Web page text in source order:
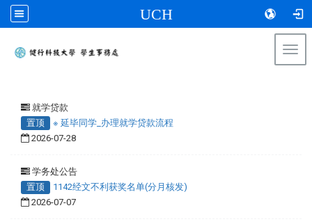
UCH
就学贷款
置顶
※ 延毕同学_办理就学贷款流程
2026-07-28
学务处公告
置顶
1142经文不利获奖名单(分月核发)
2026-07-07